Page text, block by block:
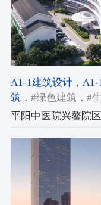
A1-1建筑设计，A1-
筑，#绿色建筑，#
平阳中医院兴鳌院